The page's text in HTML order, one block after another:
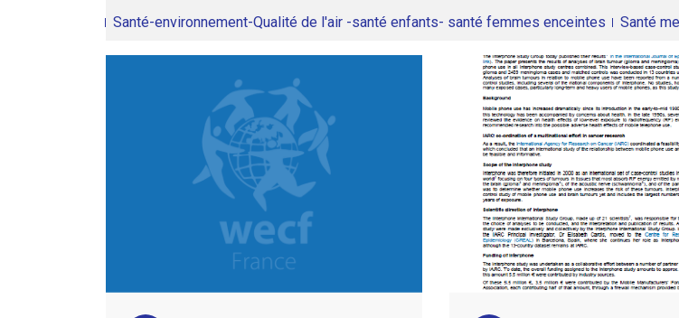
Santé-environnement-Qualité de l'air -santé enfants- santé femmes enceintes Santé